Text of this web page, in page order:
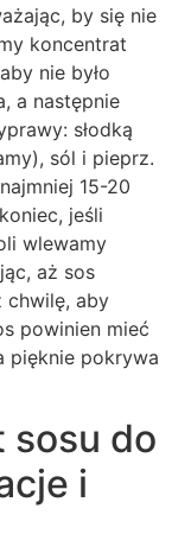
by się nie
koncentrat
nie było
a następnie
słodką
sól i pieprz.
15-20
jeśli
wlewamy
aż sos
chwilę, aby
powinien mieć
pięknie pokrywa
sosu do
i